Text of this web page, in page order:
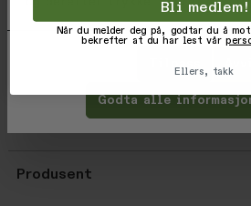
Produsent
Godta alle
Bli medlem!
Når du melder deg på, godtar du å
bekrefter at du har lest vår
Ellers, takk